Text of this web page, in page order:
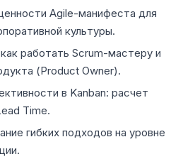
Agile-манифеста для
культуры.
работать Scrum-мастеру и
(Product Owner).
в Kanban: расчет
Time.
гибких подходов на уровне